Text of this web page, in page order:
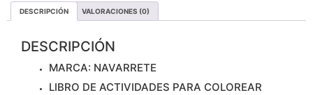
DESCRIPCIÓN VALORACIONES (0)
DESCRIPCIÓN
MARCA: NAVARRETE
LIBRO DE ACTIVIDADES PARA COLOREAR